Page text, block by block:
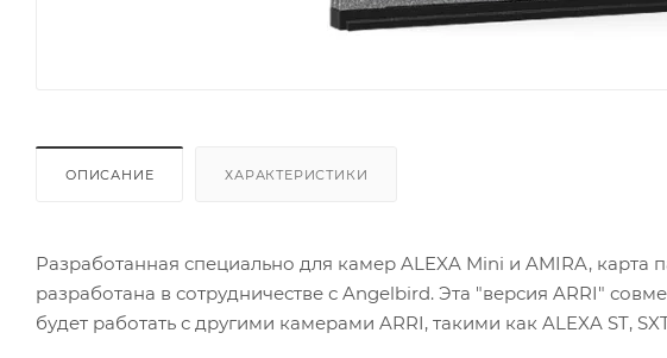
ОПИСАНИЕ ХАРАКТЕРИСТИКИ
Разработанная специально для камер ALEXA Mini и AMIRA, карта
разработана в сотрудничестве с Angelbird. Эта "версия ARRI"
будет работать с другими камерами ARRI, такими как ALEXA ST,